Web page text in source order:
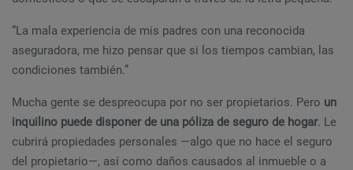
“La mala experiencia de mis padres con una reconocida
aseguradora, me hizo pensar que si los tiempos cambian, las
condiciones también.”
Mucha gente se despreocupa por no ser propietarios. Pero un
inquilino puede disponer de una póliza de seguro de hogar. Le
cubrirá propiedades personales —algo que no hace el seguro
del propietario—, así como daños causados al inmueble o a